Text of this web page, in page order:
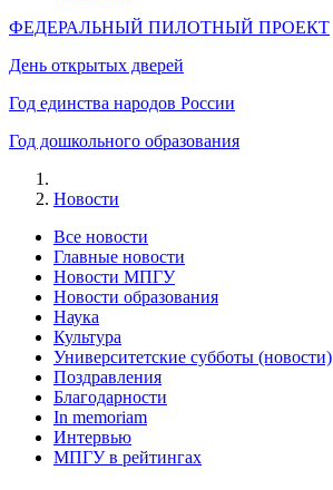
ФЕДЕРАЛЬНЫЙ ПИЛОТНЫЙ ПРОЕКТ
День открытых дверей
Год единства народов России
Год дошкольного образования
Новости
Все новости
Главные новости
Новости МПГУ
Новости образования
Наука
Культура
Университетские субботы (новости)
Поздравления
Благодарности
In memoriam
Интервью
МПГУ в рейтингах